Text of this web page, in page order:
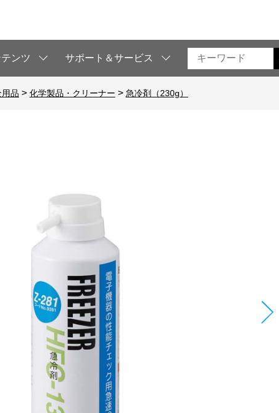
ンツ サポート＆サービス
用品 > 化学製品・クリーナー > 急冷剤（230g）